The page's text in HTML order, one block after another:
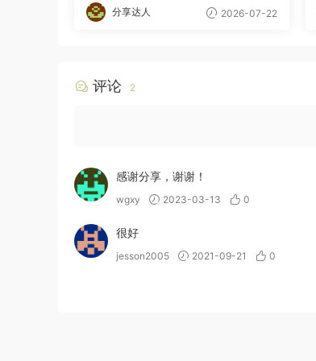
分享达人 2026-07-22
评论 2
感谢分享，谢谢！
wgxy 2023-03-13 0
很好
jesson2005 2021-09-21 0